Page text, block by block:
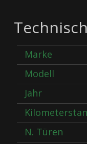
Marke
Modell
Jahr
N. Türen